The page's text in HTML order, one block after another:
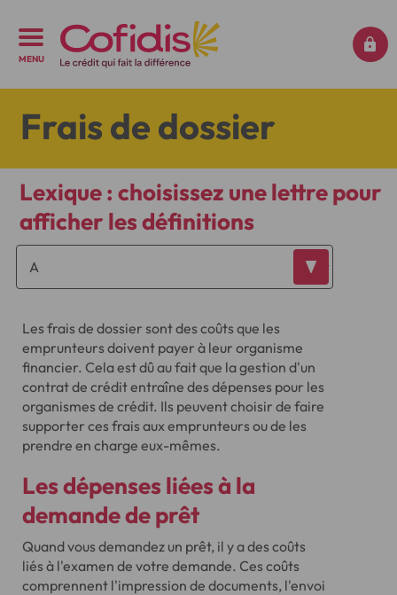
MENU
Frais de dossier
Lexique : choisissez une lettre pour
afficher les définitions
Les frais de dossier sont des coûts que les
emprunteurs doivent payer à leur organisme
financier. Cela est dû au fait que la gestion d'un
contrat de crédit entraîne des dépenses pour les
organismes de crédit. Ils peuvent choisir de faire
supporter ces frais aux emprunteurs ou de les
prendre en charge eux-mêmes.
Les dépenses liées à la
demande de prêt
Quand vous demandez un prêt, il y a des coûts
liés à l'examen de votre demande. Ces coûts
comprennent l'impression de documents, l'envoi